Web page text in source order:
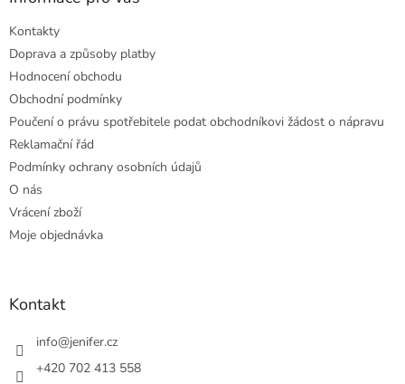
Kontakty
Doprava a způsoby platby
Hodnocení obchodu
Obchodní podmínky
Poučení o právu spotřebitele podat obchodníkovi žádost o nápravu
Reklamační řád
Podmínky ochrany osobních údajů
O nás
Vrácení zboží
Moje objednávka
Kontakt
info@jenifer.cz
+420 702 413 558